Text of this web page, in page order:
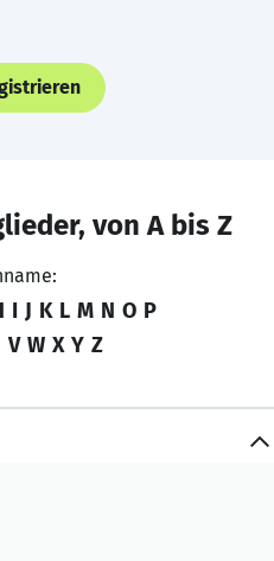
von A bis Z
I J K L M N O P
V W X Y Z